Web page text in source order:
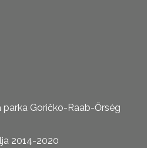
Goričko-Raab-Őrség
2014-2020